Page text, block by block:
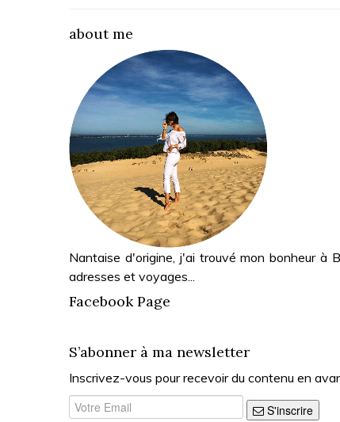
about me
Nantaise d'origine, j'ai trouvé mon bonheur à
adresses et voyages...
Facebook Page
S’abonner à ma newsletter
Inscrivez-vous pour recevoir du contenu en
S'inscrire